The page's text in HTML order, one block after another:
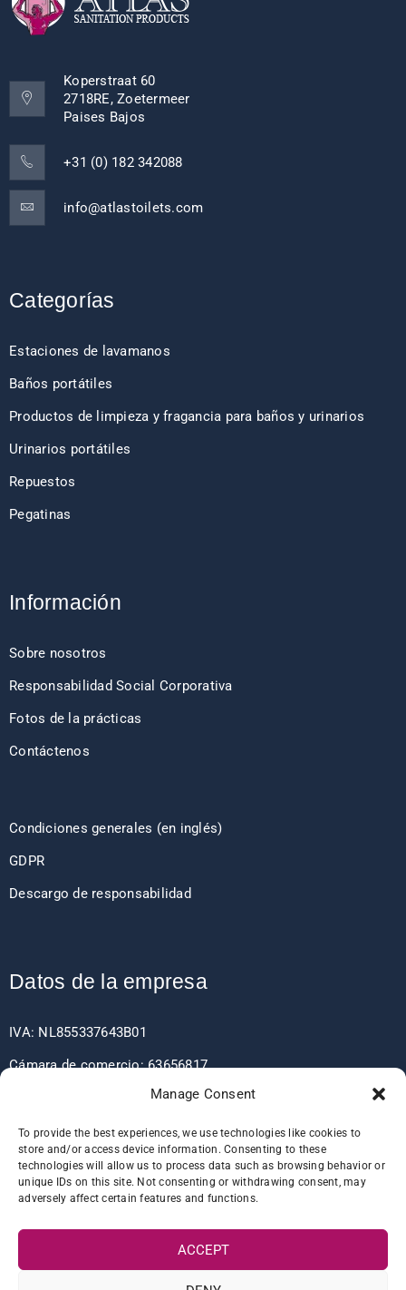
Manage Consent
To provide the best experiences, we use technologies like cookies to
store and/or access device information. Consenting to these
technologies will allow us to process data such as browsing behavior or
unique IDs on this site. Not consenting or withdrawing consent, may
adversely affect certain features and functions.
ACCEPT
Koperstraat 60
2718RE, Zoetermeer
Paises Bajos
+31 (0) 182 342088
info@atlastoilets.com
Categorías
Estaciones de lavamanos
Baños portátiles
Productos de limpieza y fragancia para baños y urinarios
Urinarios portátiles
Repuestos
Pegatinas
Información
Sobre nosotros
Responsabilidad Social Corporativa
Fotos de la prácticas
Contáctenos
Condiciones generales (en inglés)
GDPR
Descargo de responsabilidad
Datos de la empresa
IVA: NL855337643B01
Cámara de comercio: 63656817
Detalles del banco